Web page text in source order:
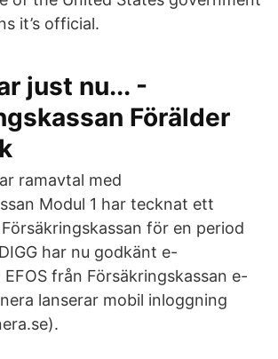
it’s official.
just nu... -
Förälder
ramavtal med
Modul 1 har tecknat ett
för en period
har nu godkänt e-
från Försäkringskassan e-
lanserar mobil inloggning